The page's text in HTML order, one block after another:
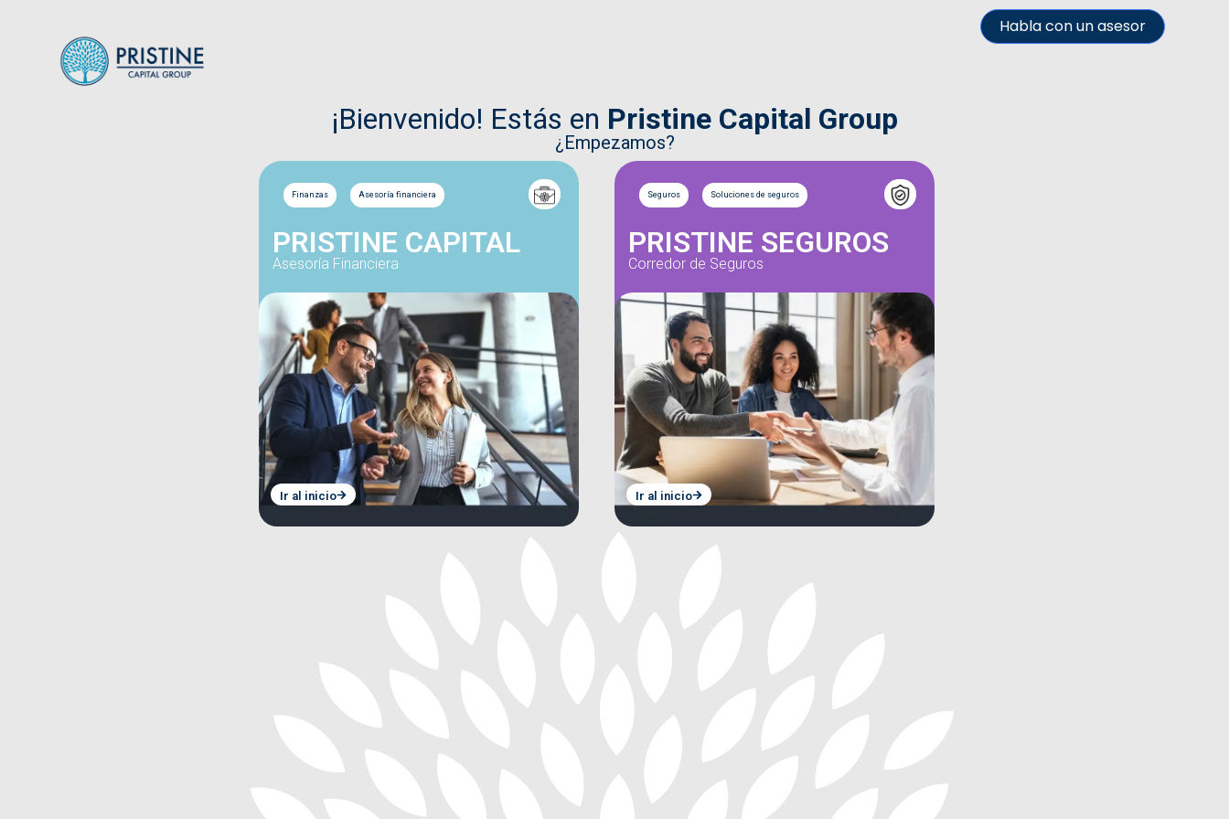
Habla con un asesor
¡Bienvenido! Estás en Pristine Capital Group
¿Empezamos?
Finanzas Asesoría financiera
PRISTINE CAPITAL
Asesoría Financiera
Ir al inicio
Seguros Soluciones de seguros
PRISTINE SEGUROS
Corredor de Seguros
Ir al inicio